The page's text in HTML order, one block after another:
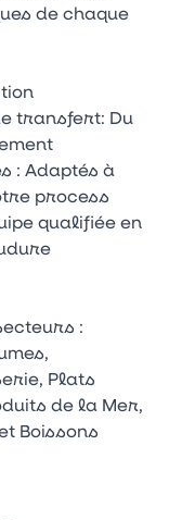
de chaque
transfert: Du
: Adaptés à
process
qualifiée en
:
Plats
de la Mer,
Boissons